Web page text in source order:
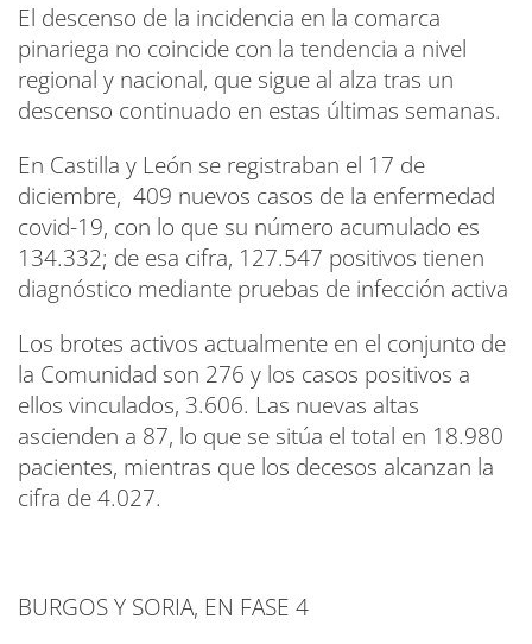
El descenso de la incidencia en la comarca
pinariega no coincide con la tendencia a nivel
regional y nacional, que sigue al alza tras un
descenso continuado en estas últimas semanas.
En Castilla y León se registraban el 17 de
diciembre, 409 nuevos casos de la enfermedad
covid-19, con lo que su número acumulado es
134.332; de esa cifra, 127.547 positivos tienen
diagnóstico mediante pruebas de infección activa
Los brotes activos actualmente en el conjunto de
la Comunidad son 276 y los casos positivos a
ellos vinculados, 3.606. Las nuevas altas
ascienden a 87, lo que se sitúa el total en 18.980
pacientes, mientras que los decesos alcanzan la
cifra de 4.027.
BURGOS Y SORIA, EN FASE 4